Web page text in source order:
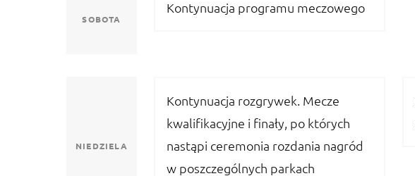
SOBOTA
Kontynuacja programu meczowego
NIEDZIELA
Kontynuacja rozgrywek. Mecze
kwalifikacyjne i finały, po których
nastąpi ceremonia rozdania nagród
w poszczególnych parkach